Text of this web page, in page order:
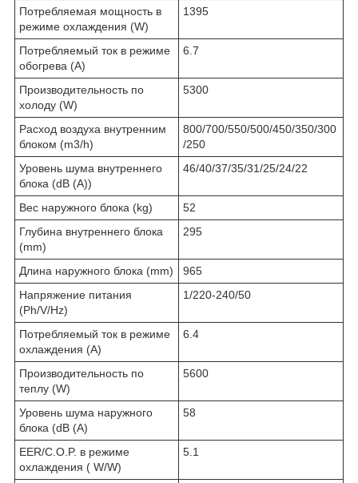
Потребляемая мощность в
режиме охлаждения (W)
1395
Потребляемый ток в режиме
обогрева (A)
6.7
Производительность по
холоду (W)
5300
Расход воздуха внутренним
блоком (m3/h)
800/700/550/500/450/350/300
/250
Уровень шума внутреннего
блока (dB (A))
46/40/37/35/31/25/24/22
Вес наружного блока (kg)
52
Глубина внутреннего блока
(mm)
295
Длина наружного блока (mm)
965
Напряжение питания
(Ph/V/Hz)
1/220-240/50
Потребляемый ток в режиме
охлаждения (A)
6.4
Производительность по
теплу (W)
5600
Уровень шума наружного
блока (dB (A)
58
EER/C.O.P. в режиме
охлаждения ( W/W)
5.1